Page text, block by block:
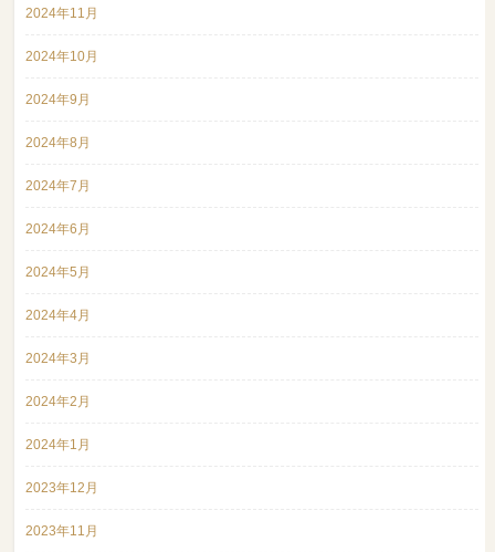
2024年11月
2024年10月
2024年9月
2024年8月
2024年7月
2024年6月
2024年5月
2024年4月
2024年3月
2024年2月
2024年1月
2023年12月
2023年11月